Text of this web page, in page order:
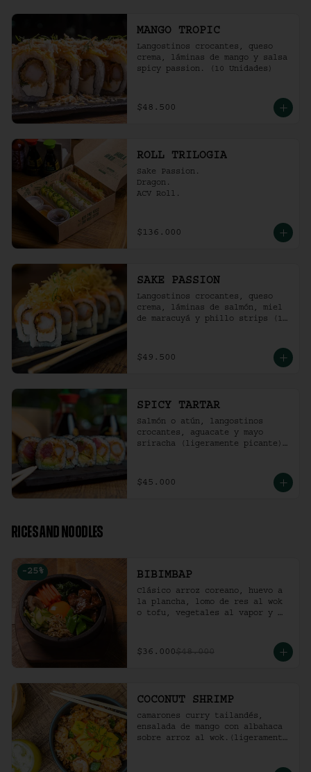
MANGO TROPIC
Langostinos crocantes, queso
crema, láminas de mango y salsa
spicy passion. (10 Unidades)
$48.500
ROLL TRILOGIA
Sake Passion.
Dragon.
ACV Roll.
$136.000
SAKE PASSION
Langostinos crocantes, queso
crema, láminas de salmón, miel
de maracuyá y phillo strips (10
$49.500
SPICY TARTAR
Salmón o atún, langostinos
crocantes, aguacate y mayo
sriracha (ligeramente picante).
$45.000
RICES AND NOODLES
-25 % BIBIMBAP
Clásico arroz coreano, huevo a
la plancha, lomo de res al wok
o tofu, vegetales al vapor y
$36.000$48.000
COCONUT SHRIMP
camarones curry tailandés,
ensalada de mango con albahaca
sobre arroz al wok.(ligeramente